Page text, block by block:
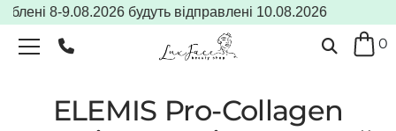
8-9.08.2026 будуть відправлені 10.08.2026
0
ELEMIS Pro-Collagen